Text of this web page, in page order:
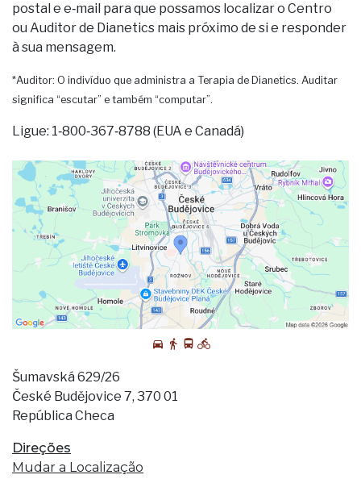
postal e e‑mail para que possamos localizar o Centro
ou Auditor de Dianetics mais próximo de si e responder
à sua mensagem.
*Auditor: O indivíduo que administra a Terapia de Dianetics. Auditar
significa “escutar” e também “computar”.
Ligue: 1‑800‑367‑8788 (EUA e Canadá)
Šumavská 629/26
České Budějovice 7, 370 01
República Checa
Direções
Mudar a Localização